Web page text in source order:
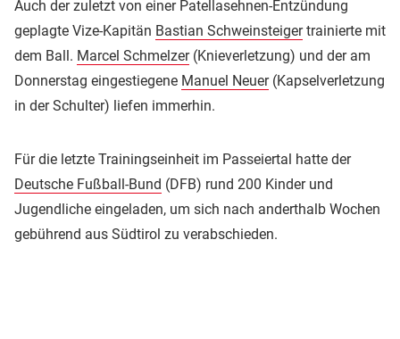
Auch der zuletzt von einer Patellasehnen-Entzündung
geplagte Vize-Kapitän Bastian Schweinsteigertrainierte mit
dem Ball. Marcel Schmelzer(Knieverletzung) und der am
Donnerstag eingestiegene Manuel Neuer(Kapselverletzung
in der Schulter) liefen immerhin.
Für die letzte Trainingseinheit im Passeiertal hatte der
Deutsche Fußball-Bund (DFB) rund 200 Kinder und
Jugendliche eingeladen, um sich nach anderthalb Wochen
gebührend aus Südtirol zu verabschieden.